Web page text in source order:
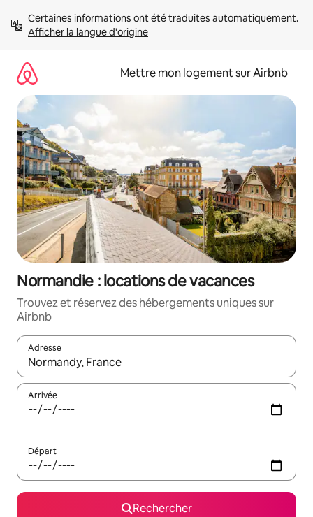
directement
Afficher la langue d'origine
Mettre mon logement sur Airbnb
Normandie : locations de vacances
Trouvez et réservez des hébergements uniques sur
Airbnb
Adresse
Lorsque les résultats s'affichent, utilisez les flèches vers le
Arrivée
Départ
Rechercher